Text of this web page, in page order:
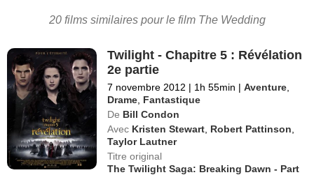
20 films similaires pour le film The Wedding
Twilight - Chapitre 5 : Révélation
2e partie
7 novembre 2012 | 1h 55min | Aventure
Drame Fantastique
De Bill Condon
Avec Kristen Stewart Robert Pattinson
Taylor Lautner
Titre original
The Twilight Saga: Breaking Dawn - Part